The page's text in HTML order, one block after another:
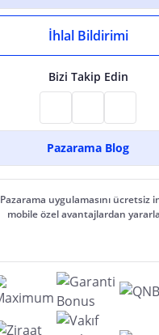
İhlal Bildirimi
Bizi Takip Edin
Pazarama Blog
Pazarama uygulamasını ücretsiz
mobile özel avantajlardan